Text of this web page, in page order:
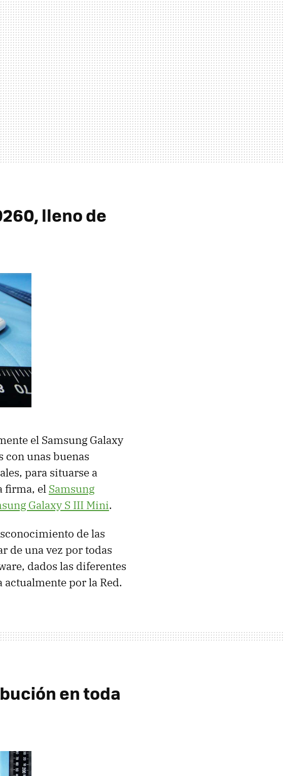
lleno de
el Samsung Galaxy
con unas buenas
para situarse a
firma, el Samsung
Galaxy S III Mini.
de las
de una vez por todas
dados las diferentes
por la Red.
en toda